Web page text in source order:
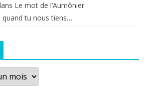
Le mot de l’Aumônier :
quand tu nous tiens…